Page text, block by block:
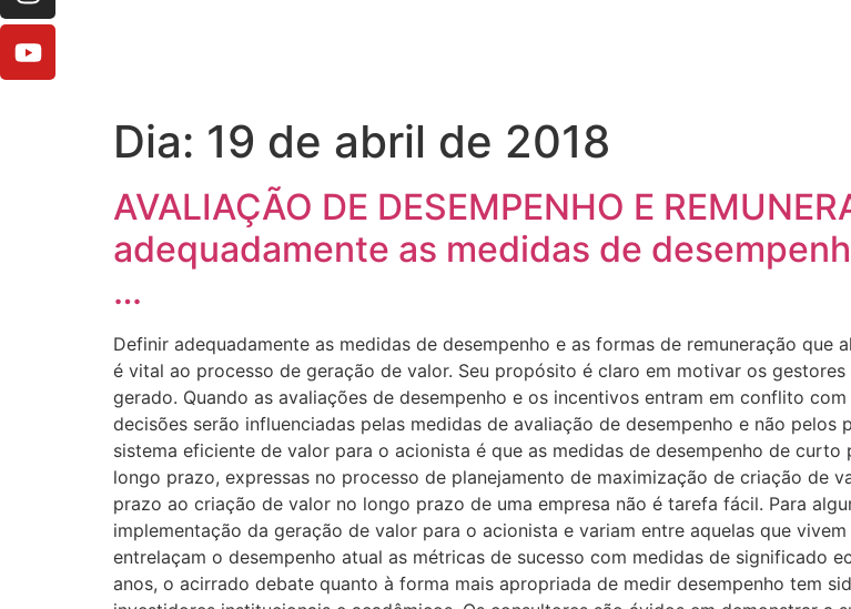
Dia: 19 de abril de 2018
AVALIAÇÃO DE DESEMPENHO E
adequadamente as medidas de
…
Definir adequadamente as medidas de desempenho e as formas de remuneração
é vital ao processo de geração de valor. Seu propósito é claro em motivar os
gerado. Quando as avaliações de desempenho e os incentivos entram em conflito
decisões serão influenciadas pelas medidas de avaliação de desempenho e não
sistema eficiente de valor para o acionista é que as medidas de desempenho de
longo prazo, expressas no processo de planejamento de maximização de criação de
prazo ao criação de valor no longo prazo de uma empresa não é tarefa fácil. Para
implementação da geração de valor para o acionista e variam entre aquelas que
entrelaçam o desempenho atual as métricas de sucesso com medidas de significado
anos, o acirrado debate quanto à forma mais apropriada de medir desempenho tem